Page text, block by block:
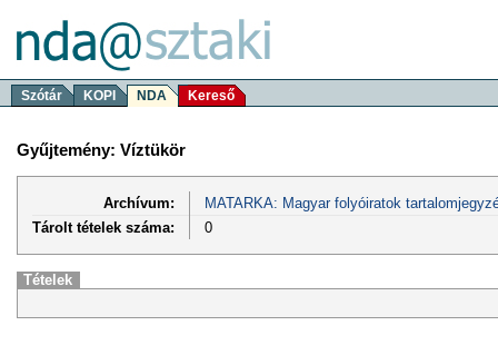
Szótár KOPI NDA Kereső
Gyűjtemény: Víztükör
Archívum:
MATARKA: Magyar folyóiratok
Tárolt tételek száma:
0
Tételek